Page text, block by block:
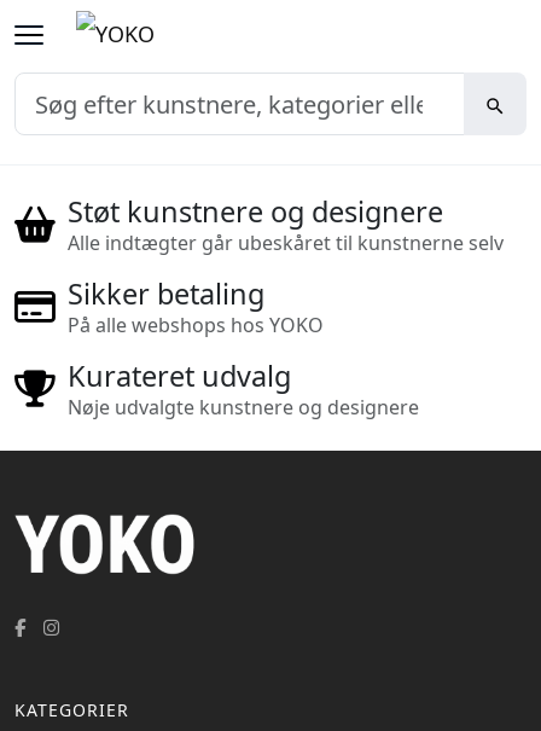
Støt kunstnere og designere
Alle indtægter går ubeskåret til kunstnerne selv
Sikker betaling
På alle webshops hos YOKO
Kurateret udvalg
Nøje udvalgte kunstnere og designere
KATEGORIER